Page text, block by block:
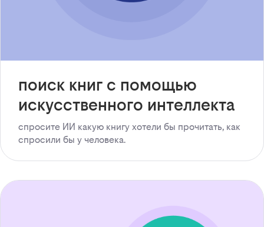
поиск книг с помощью
искусственного интеллекта
спросите ИИ какую книгу хотели бы прочитать, как
спросили бы у человека.